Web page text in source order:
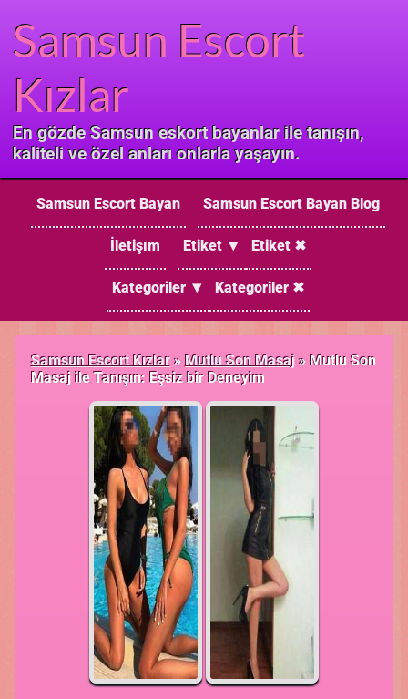
Samsun Escort
Kızlar
En gözde Samsun eskort bayanlar ile tanışın,
kaliteli ve özel anları onlarla yaşayın.
Samsun Escort Bayan Samsun Escort Bayan Blog
İletişım Etiket ▼ Etiket ✖
Kategoriler ▼ Kategoriler ✖
Samsun Escort Kızlar »Mutlu Son Masaj »Mutlu Son
Masaj ile Tanışın: Eşsiz bir Deneyim